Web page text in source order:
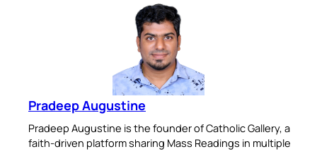
Pradeep Augustine
Pradeep Augustine is the founder of Catholic Gallery, a
faith-driven platform sharing Mass Readings in multiple